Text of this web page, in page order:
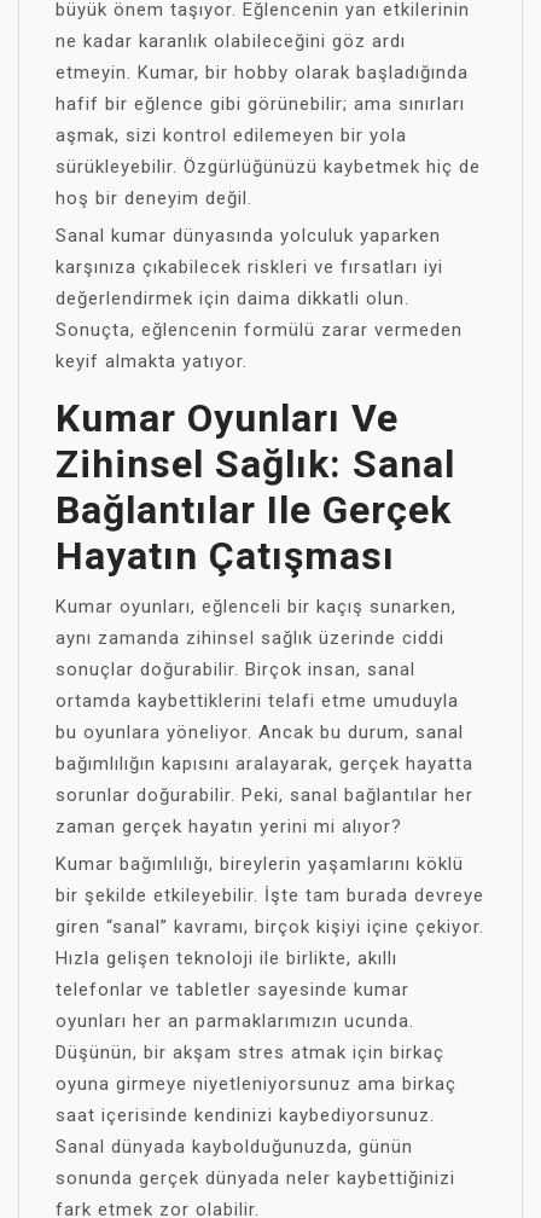
büyük önem taşıyor. Eğlencenin yan etkilerinin
ne kadar karanlık olabileceğini göz ardı
etmeyin. Kumar, bir hobby olarak başladığında
hafif bir eğlence gibi görünebilir; ama sınırları
aşmak, sizi kontrol edilemeyen bir yola
sürükleyebilir. Özgürlüğünüzü kaybetmek hiç de
hoş bir deneyim değil.
Sanal kumar dünyasında yolculuk yaparken
karşınıza çıkabilecek riskleri ve fırsatları iyi
değerlendirmek için daima dikkatli olun.
Sonuçta, eğlencenin formülü zarar vermeden
keyif almakta yatıyor.
Kumar Oyunları Ve
Zihinsel Sağlık: Sanal
Bağlantılar Ile Gerçek
Hayatın Çatışması
Kumar oyunları, eğlenceli bir kaçış sunarken,
aynı zamanda zihinsel sağlık üzerinde ciddi
sonuçlar doğurabilir. Birçok insan, sanal
ortamda kaybettiklerini telafi etme umuduyla
bu oyunlara yöneliyor. Ancak bu durum, sanal
bağımlılığın kapısını aralayarak, gerçek hayatta
sorunlar doğurabilir. Peki, sanal bağlantılar her
zaman gerçek hayatın yerini mi alıyor?
Kumar bağımlılığı, bireylerin yaşamlarını köklü
bir şekilde etkileyebilir. İşte tam burada devreye
giren “sanal” kavramı, birçok kişiyi içine çekiyor.
Hızla gelişen teknoloji ile birlikte, akıllı
telefonlar ve tabletler sayesinde kumar
oyunları her an parmaklarımızın ucunda.
Düşünün, bir akşam stres atmak için birkaç
oyuna girmeye niyetleniyorsunuz ama birkaç
saat içerisinde kendinizi kaybediyorsunuz.
Sanal dünyada kaybolduğunuzda, günün
sonunda gerçek dünyada neler kaybettiğinizi
fark etmek zor olabilir.